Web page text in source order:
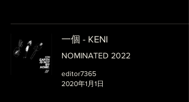
一個 - KENI
NOMINATED 2022
editor7365
2020年1月1日